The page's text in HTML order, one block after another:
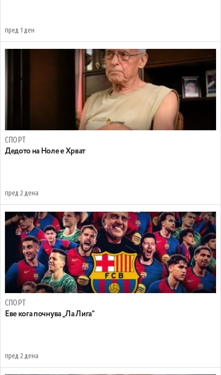
пред 1 ден
СПОРТ
Дедото на Ноле е Хрват
пред 2 дена
СПОРТ
Еве кога почнува „Ла Лига“
пред 2 дена